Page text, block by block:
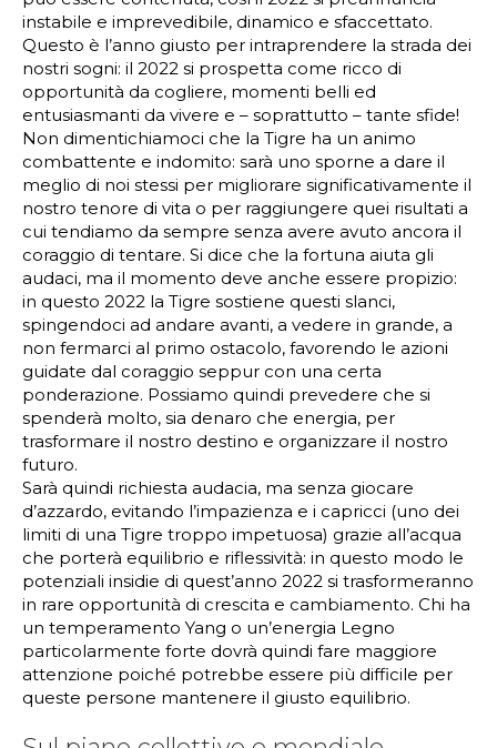
instabile e imprevedibile, dinamico e sfaccettato.
Questo è l’anno giusto per intraprendere la strada dei
nostri sogni: il 2022 si prospetta come ricco di
opportunità da cogliere, momenti belli ed
entusiasmanti da vivere e – soprattutto – tante sfide!
Non dimentichiamoci che la Tigre ha un animo
combattente e indomito: sarà uno sporne a dare il
meglio di noi stessi per migliorare significativamente il
nostro tenore di vita o per raggiungere quei risultati a
cui tendiamo da sempre senza avere avuto ancora il
coraggio di tentare. Si dice che la fortuna aiuta gli
audaci, ma il momento deve anche essere propizio:
in questo 2022 la Tigre sostiene questi slanci,
spingendoci ad andare avanti, a vedere in grande, a
non fermarci al primo ostacolo, favorendo le azioni
guidate dal coraggio seppur con una certa
ponderazione. Possiamo quindi prevedere che si
spenderà molto, sia denaro che energia, per
trasformare il nostro destino e organizzare il nostro
futuro.
Sarà quindi richiesta audacia, ma senza giocare
d’azzardo, evitando l’impazienza e i capricci (uno dei
limiti di una Tigre troppo impetuosa) grazie all’acqua
che porterà equilibrio e riflessività: in questo modo le
potenziali insidie di quest’anno 2022 si trasformeranno
in rare opportunità di crescita e cambiamento. Chi ha
un temperamento Yang o un’energia Legno
particolarmente forte dovrà quindi fare maggiore
attenzione poiché potrebbe essere più difficile per
queste persone mantenere il giusto equilibrio.